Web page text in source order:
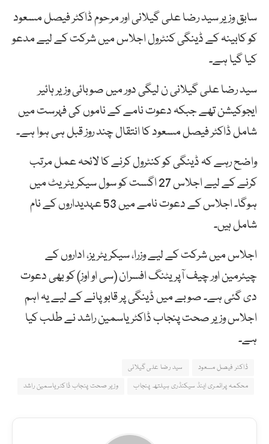
سابق وزیر سید رضا علی گیلانی اور مرحوم ڈاکٹر فیصل مسعود
کو کابینہ کے ڈینگی کنٹرول اجلاس میں شرکت کے لیے مدعو
کیا گیا ہے۔
سید رضا علی گیلانی ن لیگی دور میں صوبائی وزیر ہائیر
ایجوکیشن تھے جبکہ دعوت نامے کے ناموں کی فہرست میں
شامل ڈاکٹر فیصل مسعود کا انتقال چند روز قبل ہی ہوا ہے۔
واضح رہے کہ ڈینگی کو کنٹرول کرنے کا لائحہ عمل مرتب
کرنے کے لیے اجلاس 27 اگست کو سول سیکریٹریٹ میں
ہوگا۔ اجلاس کے دعوت نامے میں 53 عہدیداروں کے نام
شامل ہیں۔
اجلاس میں شرکت کے لیے وزرا، سیکریٹریز، اداروں کے
چیئرمین اور چیف آپریٹنگ افسران (سی او اوز) کو بھی دعوت
دی گئی ہے۔ صوبے میں ڈینگی پر قابو پانے کے لیے یہ اہم
اجلاس وزیر صحت پنجاب ڈاکٹر یاسمین راشد نے طلب کیا
ہے۔
ڈاکٹر فیصل مسعود
سید رضا علی گیلانی
محکمہ پرائمری اینڈ سیکنڈری ہیلتھ پنجاب
وزیر صحت پنجاب ڈاکٹر یاسمین راشد